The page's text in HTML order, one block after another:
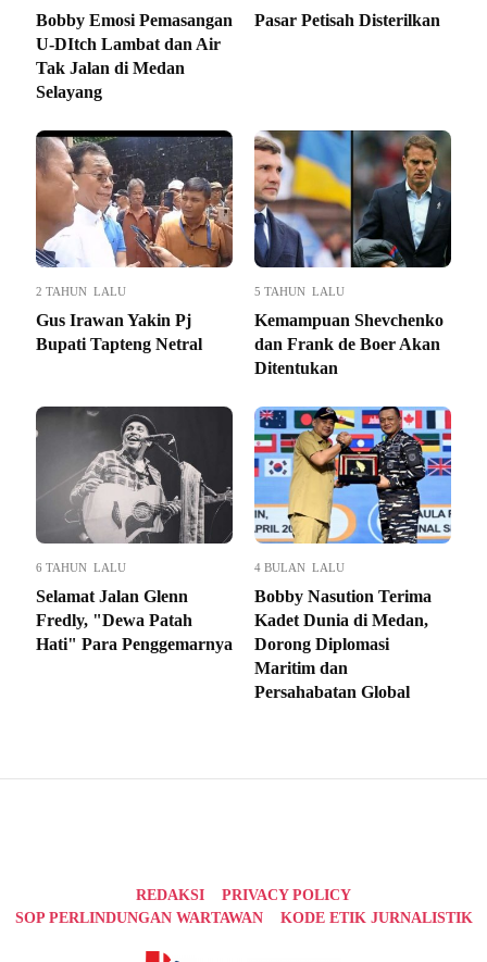
Bobby Emosi Pemasangan
U-DItch Lambat dan Air
Tak Jalan di Medan
Selayang
Pasar Petisah Disterilkan
2 TAHUN LALU
Gus Irawan Yakin Pj
Bupati Tapteng Netral
5 TAHUN LALU
Kemampuan Shevchenko
dan Frank de Boer Akan
Ditentukan
6 TAHUN LALU
Selamat Jalan Glenn
Fredly, "Dewa Patah
Hati" Para Penggemarnya
4 BULAN LALU
Bobby Nasution Terima
Kadet Dunia di Medan,
Dorong Diplomasi
Maritim dan
Persahabatan Global
REDAKSI
PRIVACY POLICY
SOP PERLINDUNGAN WARTAWAN
KODE ETIK JURNALISTIK